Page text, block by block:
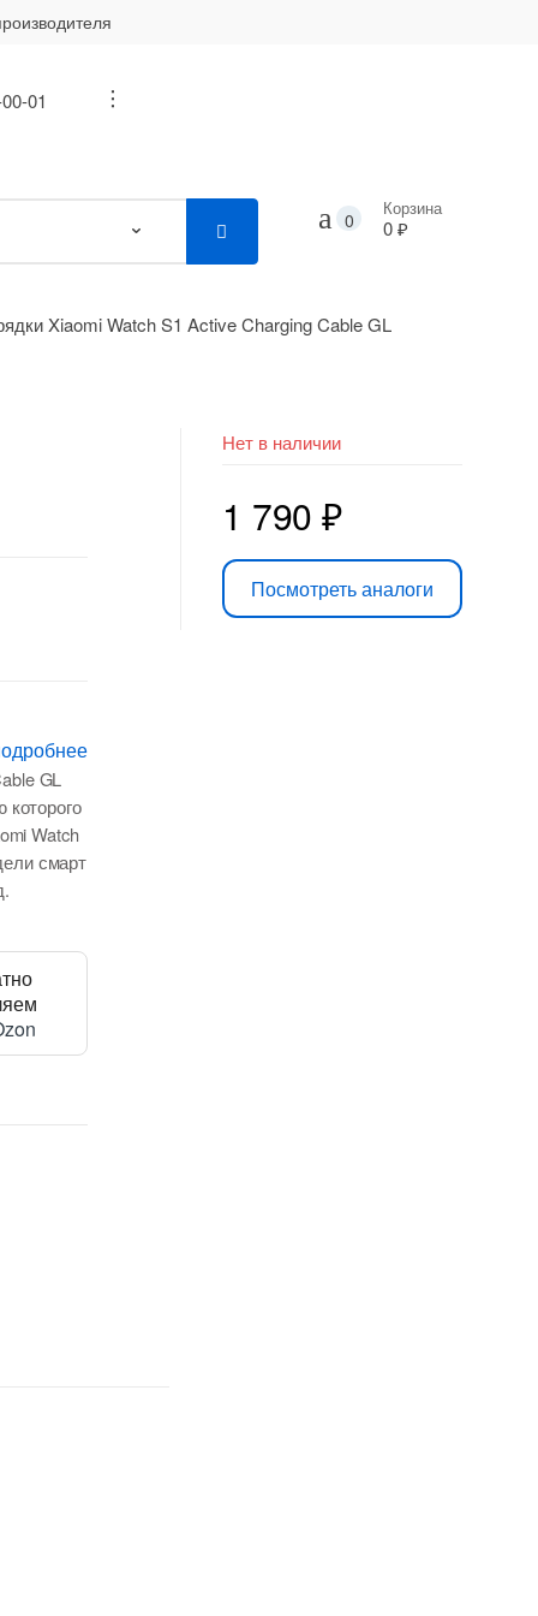
01 ...
0
Корзина
0 ₽
Xiaomi Watch S1 Active Charging Cable GL
GL
Watch
смарт
Нет в наличии
1 790 ₽
Посмотреть аналоги